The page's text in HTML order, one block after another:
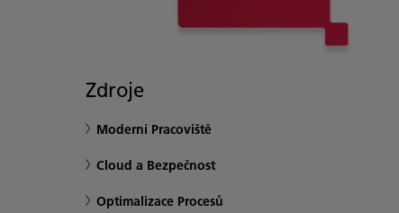
Zdroje
Moderní Pracoviště
Cloud a Bezpečnost
Optimalizace Procesů